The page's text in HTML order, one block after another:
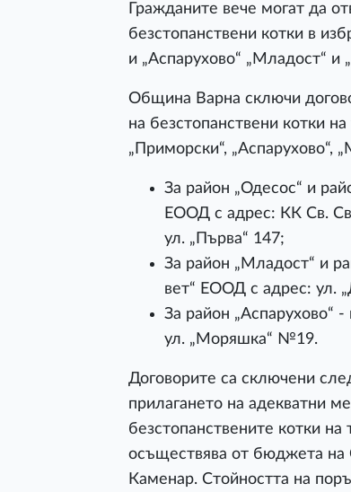
Гражданите вече могат да
безстопанствени котки в
и „Аспарухово“ „Младост“ и
Община Варна сключи
на безстопанствени котки
„Приморски“, „Аспарухово“,
За район „Одесос“ и
ЕООД с адрес: КК Св. Св.
ул. „Първа“ 147;
За район „Младост“ и
вет“ ЕООД с адрес:
За район „Аспарухово“
ул. „Моряшка“ №19.
Договорите са сключени
прилагането на адекватни
безстопанствените котки
осъществява от бюджета на
Каменар. Стойността на